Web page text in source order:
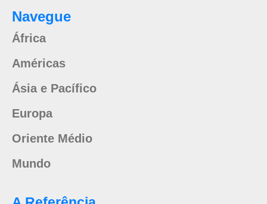
Navegue
África
Américas
Ásia e Pacífico
Europa
Oriente Médio
Mundo